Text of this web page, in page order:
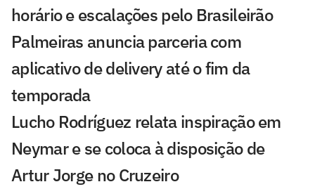
horário e escalações pelo Brasileirão
Palmeiras anuncia parceria com
aplicativo de delivery até o fim da
temporada
Lucho Rodríguez relata inspiração em
Neymar e se coloca à disposição de
Artur Jorge no Cruzeiro